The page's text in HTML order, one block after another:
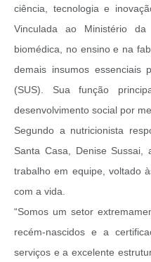
ciência, tecnologia e
Vinculada ao Ministério
biomédica, no ensino e na
demais insumos essenciais
(SUS). Sua função
desenvolvimento social por
Segundo a nutricionista
Santa Casa, Denise
trabalho em equipe, voltado
com a vida.
“Somos um setor
recém-nascidos e a
serviços e a excelente